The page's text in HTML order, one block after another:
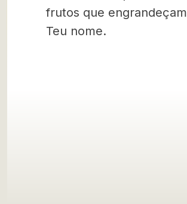
frutos que
Teu nome.